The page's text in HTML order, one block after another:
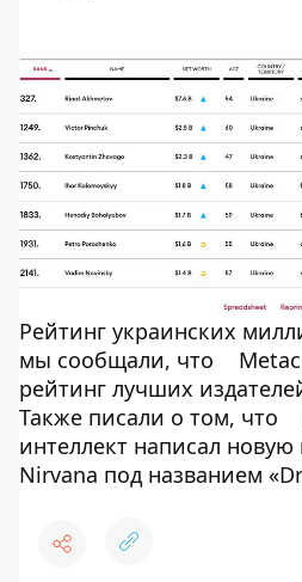
Рейтинг украинских
мы сообщали, что
рейтинг лучших
Также писали о том, что
интеллект написал
Nirvana под названием